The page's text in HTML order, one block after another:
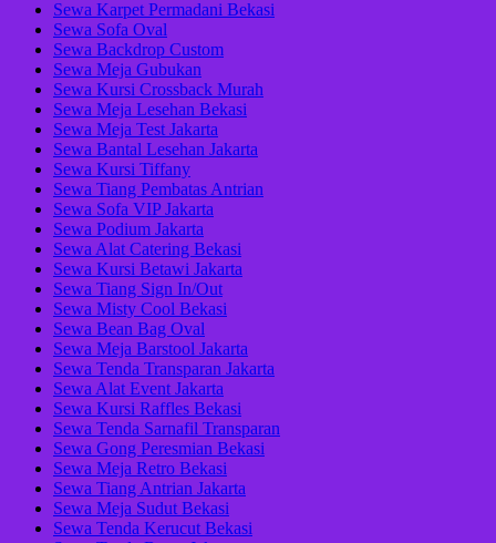
Sewa Karpet Permadani Bekasi
Sewa Sofa Oval
Sewa Backdrop Custom
Sewa Meja Gubukan
Sewa Kursi Crossback Murah
Sewa Meja Lesehan Bekasi
Sewa Meja Test Jakarta
Sewa Bantal Lesehan Jakarta
Sewa Kursi Tiffany
Sewa Tiang Pembatas Antrian
Sewa Sofa VIP Jakarta
Sewa Podium Jakarta
Sewa Alat Catering Bekasi
Sewa Kursi Betawi Jakarta
Sewa Tiang Sign In/Out
Sewa Misty Cool Bekasi
Sewa Bean Bag Oval
Sewa Meja Barstool Jakarta
Sewa Tenda Transparan Jakarta
Sewa Alat Event Jakarta
Sewa Kursi Raffles Bekasi
Sewa Tenda Sarnafil Transparan
Sewa Gong Peresmian Bekasi
Sewa Meja Retro Bekasi
Sewa Tiang Antrian Jakarta
Sewa Meja Sudut Bekasi
Sewa Tenda Kerucut Bekasi